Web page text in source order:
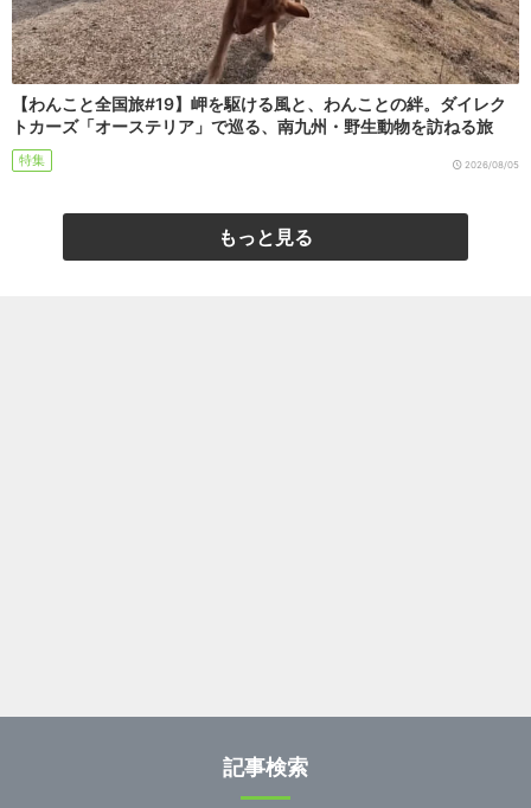
【わんこと全国旅#19】岬を駆ける風と、わんことの絆。ダイレク
トカーズ「オーステリア」で巡る、南九州・野生動物を訪ねる旅
特集 2026/08/05
もっと見る
記事検索